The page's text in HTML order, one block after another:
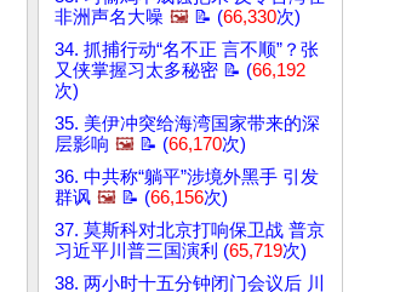
非洲声名大噪 🖼️ 📝 (66,330次)
34. 抓捕行动“名不正 言不顺”？张
又侠掌握习太多秘密 📝 (66,192
次)
35. 美伊冲突给海湾国家带来的深
层影响 🖼️ 📝 (66,170次)
36. 中共称“躺平”涉境外黑手 引发
群讽 🖼️ 📝 (66,156次)
37. 莫斯科对北京打响保卫战 普京
习近平川普三国演利 (65,719次)
38. 两小时十五分钟闭门会议后 川